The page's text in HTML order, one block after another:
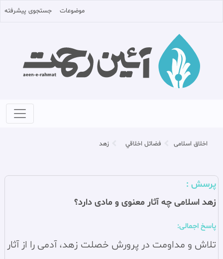
موضوعات جستجوی پیشرفته
اخلاق اسلامی فضائل اخلاقي زهد
پرسش :
زهد اسلامى چه آثار معنوى و مادى دارد؟
پاسخ اجمالی:
تلاش و مداومت در پرورش خصلت زهد، آدمی را از آثار